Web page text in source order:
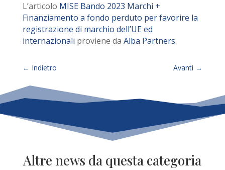
L’articolo MISE Bando 2023 Marchi +
Finanziamento a fondo perduto per favorire la
registrazione di marchio dell’UE ed
internazionali proviene da Alba Partners.
← Indietro Avanti →
Altre news da questa categoria